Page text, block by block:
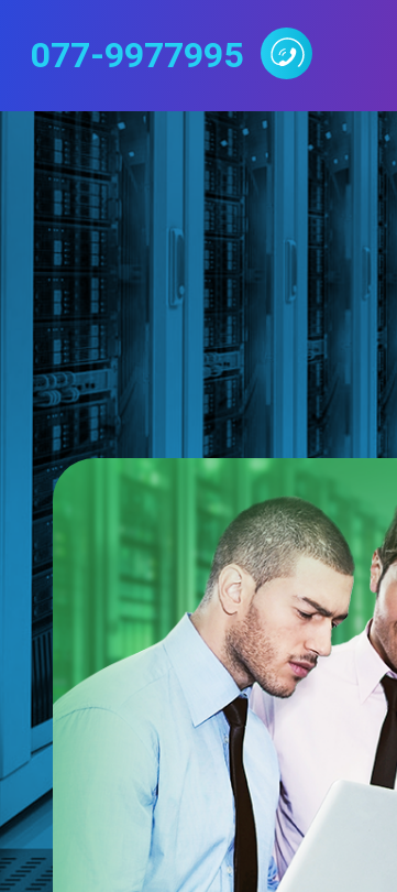
077-9977995